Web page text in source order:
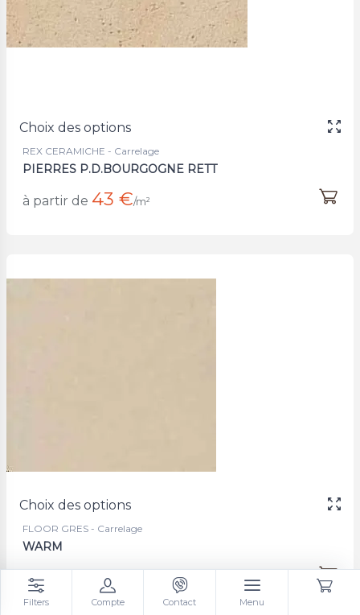
Choix des options
REX CERAMICHE - Carrelage
PIERRES P.D.BOURGOGNE RETT
à partir de 43 €/m²
Choix des options
FLOOR GRES - Carrelage
WARM
à partir de 24,01 €
Filters Compte Contact Menu